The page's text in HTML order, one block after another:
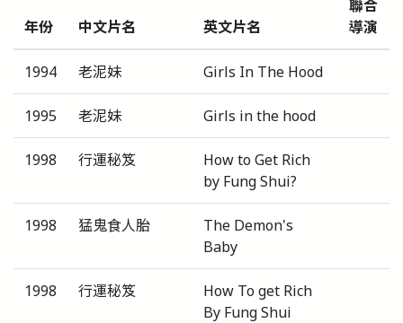
年份 中文片名 英文片名
聯合
導演
1994 老泥妹 Girls In The Hood
1995 老泥妹 Girls in the hood
1998 行運秘笈
How to Get Rich
by Fung Shui?
1998 猛鬼食人胎
The Demon's
Baby
1998 行運秘笈
How To get Rich
By Fung Shui